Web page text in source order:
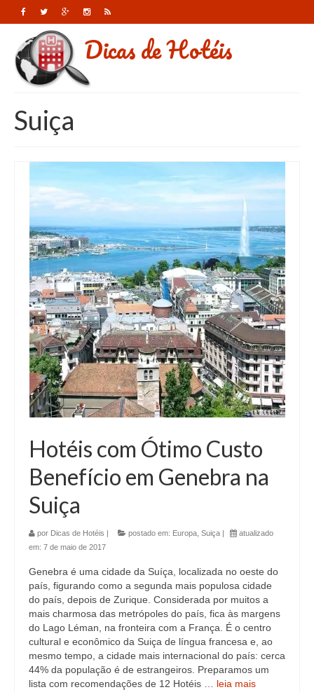
Dicas de Hotéis
Suiça
Hotéis com Ótimo Custo
Benefício em Genebra na
Suiça
por Dicas de Hotéis | postado em: Europa Suiça |
atualizado
em: 7 de maio de 2017
Genebra é uma cidade da Suíça, localizada no oeste do
país, figurando como a segunda mais populosa cidade
do país, depois de Zurique. Considerada por muitos a
mais charmosa das metrópoles do país, fica às margens
do Lago Léman, na fronteira com a França. É o centro
cultural e econômico da Suiça de língua francesa e, ao
mesmo tempo, a cidade mais internacional do país: cerca
44% da população é de estrangeiros. Preparamos um
lista com recomendações de 12 Hotéis … leia mais